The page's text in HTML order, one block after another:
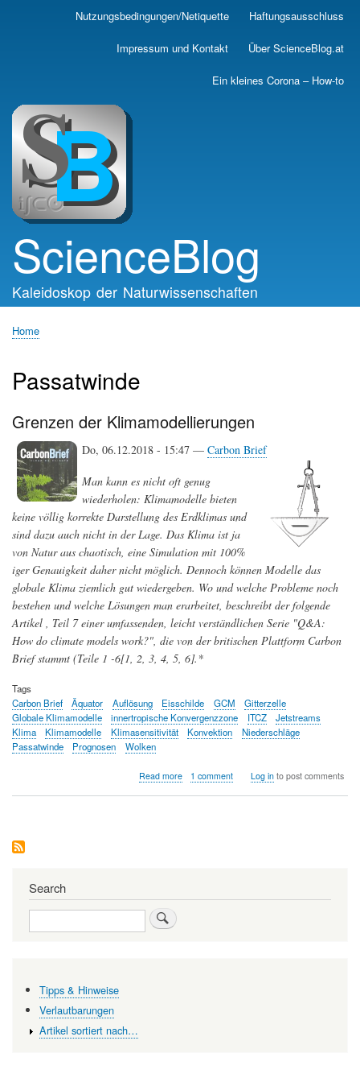
Skip
main
Nutzungsbedingungen/Netiquette Haftungsausschluss
Impressum und Kontakt Über ScienceBlog.at
Ein kleines Corona – How-to
ScienceBlog
Kaleidoskop der Naturwissenschaften
Home
Passatwinde
Grenzen der Klimamodellierungen
Do, 06.12.2018 - 15:47 — Carbon Brief
Man kann es nicht oft genug
wiederholen: Klimamodelle bieten
keine völlig korrekte Darstellung des Erdklimas und
sind dazu auch nicht in der Lage. Das Klima ist ja
von Natur aus chaotisch, eine Simulation mit 100%
iger Genauigkeit daher nicht möglich. Dennoch können Modelle das
globale Klima ziemlich gut wiedergeben. Wo und welche Probleme noch
bestehen und welche Lösungen man erarbeitet, beschreibt der folgende
Artikel , Teil 7 einer umfassenden, leicht verständlichen Serie "Q&A:
How do climate models work?", die von der britischen Plattform Carbon
Brief stammt (Teile 1 -6[1, 2, 3, 4, 5, 6].*
Tags
Carbon Brief
Äquator Auflösung Eisschilde GCM
Gitterzelle
Globale Klimamodelle
innertropische Konvergenzzone ITCZ
Jetstreams
Klima
Klimamodelle Klimasensitivität Konvektion
Niederschläge
Passatwinde
Prognosen Wolken
Read moreabout
1 comment Log into post comments
Search
Search
Tipps & Hinweise
Verlautbarungen
Artikel sortiert nach…